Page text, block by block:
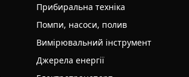
Прибиральна техніка
Помпи, насоси, полив
Вимірювальний інструмент
Джерела енергії